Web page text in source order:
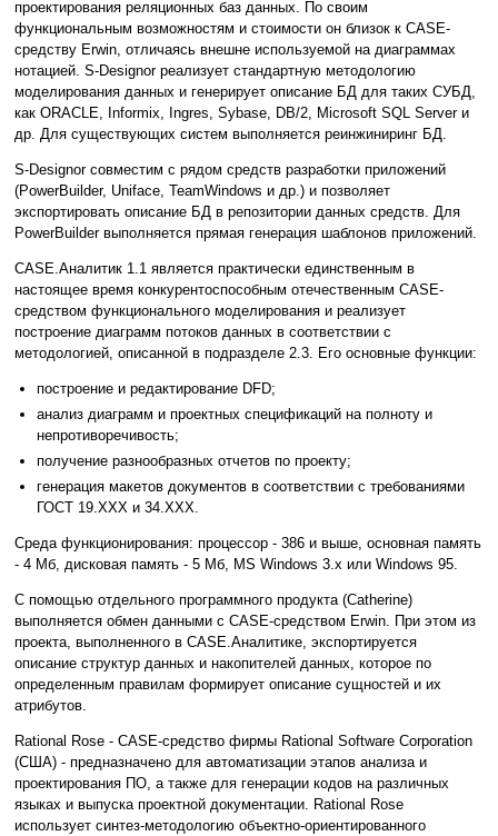
проектирования реляционных баз данных. По своим
функциональным возможностям и стоимости он близок к CASE-
средству Erwin, отличаясь внешне используемой на диаграммах
нотацией. S-Designor реализует стандартную методологию
моделирования данных и генерирует описание БД для таких СУБД,
как ORACLE, Informix, Ingres, Sybase, DB/2, Microsoft SQL Server и
др. Для существующих систем выполняется реинжиниринг БД.
S-Designor совместим с рядом средств разработки приложений
(PowerBuilder, Uniface, TeamWindows и др.) и позволяет
экспортировать описание БД в репозитории данных средств. Для
PowerBuilder выполняется прямая генерация шаблонов приложений.
CASE.Аналитик 1.1 является практически единственным в
настоящее время конкурентоспособным отечественным CASE-
средством функционального моделирования и реализует
построение диаграмм потоков данных в соответствии с
методологией, описанной в подразделе 2.3. Его основные функции:
построение и редактирование DFD;
анализ диаграмм и проектных спецификаций на полноту и
непротиворечивость;
получение разнообразных отчетов по проекту;
генерация макетов документов в соответствии с требованиями
ГОСТ 19.ХХХ и 34.ХХХ.
Среда функционирования: процессор - 386 и выше, основная память
- 4 Мб, дисковая память - 5 Мб, MS Windows 3.x или Windows 95.
С помощью отдельного программного продукта (Catherine)
выполняется обмен данными с CASE-средством Erwin. При этом из
проекта, выполненного в CASE.Аналитике, экспортируется
описание структур данных и накопителей данных, которое по
определенным правилам формирует описание сущностей и их
атрибутов.
Rational Rose - CASE-средство фирмы Rational Software Corporation
(США) - предназначено для автоматизации этапов анализа и
проектирования ПО, а также для генерации кодов на различных
языках и выпуска проектной документации. Rational Rose
использует синтез-методологию объектно-ориентированного